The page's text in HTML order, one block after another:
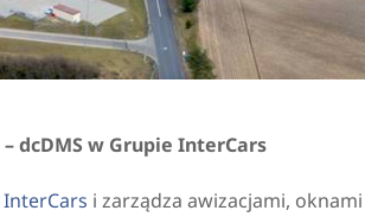
dcDMS w Grupie InterCars
i zarządza awizacjami, oknami